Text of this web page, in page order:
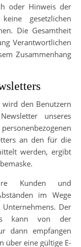
oder Hinweis der
gesetzlichen
Die Gesamtheit
Verantwortlichen
Zusammenhang
den Benutzern
unseres
an den für die
werden, ergibt
Kunden und
im Wege
Der
kann von der
dann empfangen
über eine gültige E-